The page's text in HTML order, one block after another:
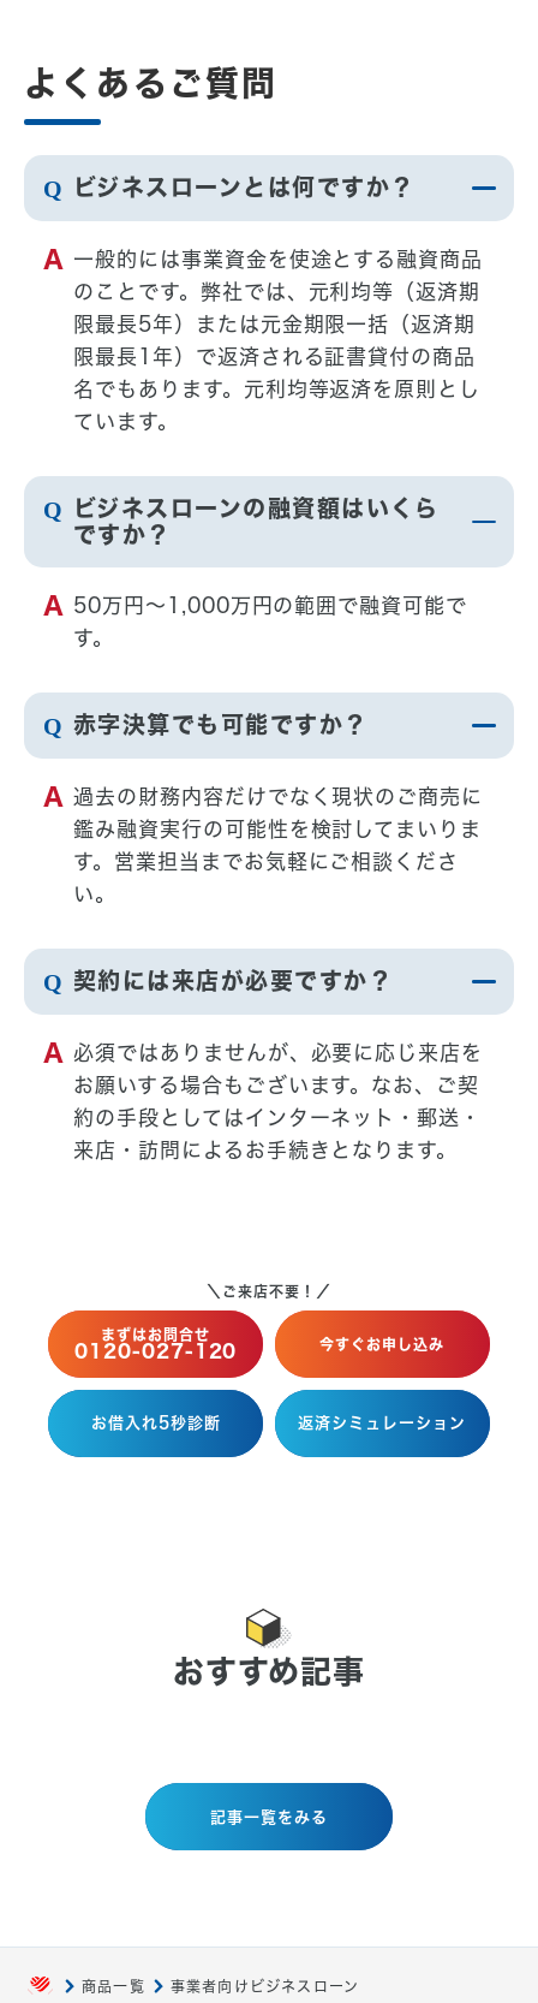
よくあるご質問
ビジネスローンとは何ですか？
一般的には事業資金を使途とする融資商品
のことです。弊社では、元利均等（返済期
限最長5年）または元金期限一括（返済期
限最長1年）で返済される証書貸付の商品
名でもあります。元利均等返済を原則とし
ています。
ビジネスローンの融資額はいくら
ですか？
50万円〜1,000万円の範囲で融資可能で
す。
赤字決算でも可能ですか？
過去の財務内容だけでなく現状のご商売に
鑑み融資実行の可能性を検討してまいりま
す。営業担当までお気軽にご相談くださ
い。
契約には来店が必要ですか？
必須ではありませんが、必要に応じ来店を
お願いする場合もございます。なお、ご契
約の手段としてはインターネット・郵送・
来店・訪問によるお手続きとなります。
＼ご来店不要！／
まずはお問合せ
0120-027-120 今すぐお申し込み
お借入れ5秒診断 返済シミュレーション
おすすめ記事
記事一覧をみる
商品一覧 事業者向けビジネスローン